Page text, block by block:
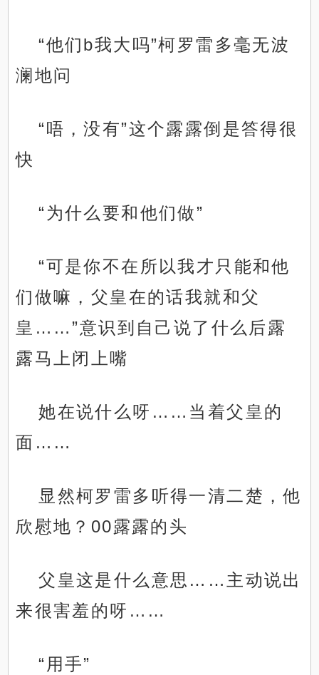
“他们b我大吗”柯罗雷多毫无波
澜地问
“唔，没有”这个露露倒是答得很
快
“为什么要和他们做”
“可是你不在所以我才只能和他
们做嘛，父皇在的话我就和父
皇……”意识到自己说了什么后露
露马上闭上嘴
她在说什么呀……当着父皇的
面……
显然柯罗雷多听得一清二楚，他
欣慰地？00露露的头
父皇这是什么意思……主动说出
来很害羞的呀……
“用手”